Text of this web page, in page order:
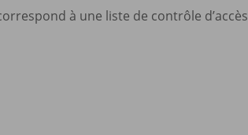
à une liste de contrôle d’accès